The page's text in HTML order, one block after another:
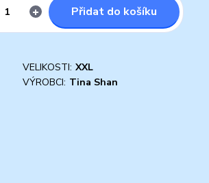
Přidat do košíku
VELIKOSTI: XXL
VÝROBCI: Tina Shan